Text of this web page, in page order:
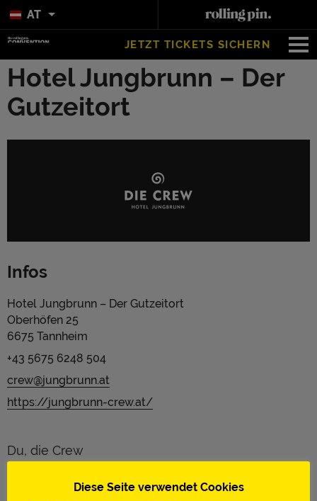
AT
JETZT TICKETS SICHERN
Hotel Jungbrunn – Der
Gutzeitort
Infos
Hotel Jungbrunn – Der Gutzeitort
Oberhöfen 25
6675 Tannheim
+43 5675 6248 504
crew@jungbrunn.at
https://jungbrunn-crew.at/
Du, die Crew
und das Jungbrunn.Diese Seite verwendet Cookies